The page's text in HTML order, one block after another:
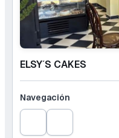
ELSY´S CAKES
Navegación